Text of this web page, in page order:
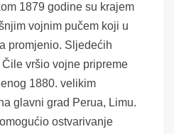
1879 godine su krajem
vojnim pučem koji u
promjenio. Sljedećih
Čile vršio vojne pripreme
1880. velikim
glavni grad Perua, Limu.
ostvarivanje